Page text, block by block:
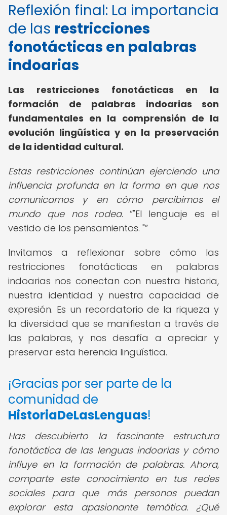
Reflexión final: La importancia
de las restricciones
fonotácticas en palabras
indoarias
Las restricciones fonotácticas en la
formación de palabras indoarias son
fundamentales en la comprensión de la
evolución lingüística y en la preservación
de la identidad cultural.
Estas restricciones continúan ejerciendo una
influencia profunda en la forma en que nos
comunicamos y en cómo percibimos el
mundo que nos rodea.
"El lenguaje es el
vestido de los pensamientos. "
Invitamos a reflexionar sobre cómo las
restricciones fonotácticas en palabras
indoarias nos conectan con nuestra historia,
nuestra identidad y nuestra capacidad de
expresión. Es un recordatorio de la riqueza y
la diversidad que se manifiestan a través de
las palabras, y nos desafía a apreciar y
preservar esta herencia lingüística.
¡Gracias por ser parte de la
comunidad de
HistoriaDeLasLenguas!
Has descubierto la fascinante estructura
fonotáctica de las lenguas indoarias y cómo
influye en la formación de palabras. Ahora,
comparte este conocimiento en tus redes
sociales para que más personas puedan
explorar esta apasionante temática. ¿Qué